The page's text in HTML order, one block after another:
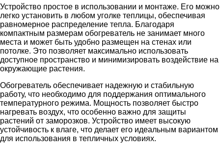
Устройство простое в использовании и монтаже. Его можно
легко установить в любом уголке теплицы, обеспечивая
равномерное распределение тепла. Благодаря
компактным размерам обогреватель не занимает много
места и может быть удобно размещен на стенах или
потолке. Это позволяет максимально использовать
доступное пространство и минимизировать воздействие на
окружающие растения.
Обогреватель обеспечивает надежную и стабильную
работу, что необходимо для поддержания оптимального
температурного режима. Мощность позволяет быстро
нагревать воздух, что особенно важно для защиты
растений от заморозков. Устройство имеет высокую
устойчивость к влаге, что делает его идеальным вариантом
для использования в тепличных условиях.